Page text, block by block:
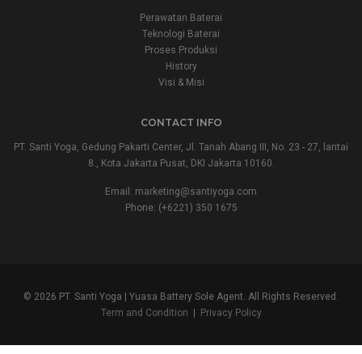
Perawatan Baterai
Teknologi Baterai
Proses Produksi
History
Visi & Misi
CONTACT INFO
PT. Santi Yoga, Gedung Pakarti Center, Jl. Tanah Abang III, No. 23 - 27, lantai
8., Kota Jakarta Pusat, DKI Jakarta 10160.
Email: marketing@santiyoga.com
Phone: (+6221) 350 1675
© 2026 PT. Santi Yoga | Yuasa Battery Sole Agent. All Rights Reserved.
Term and Condition
Privacy Policy